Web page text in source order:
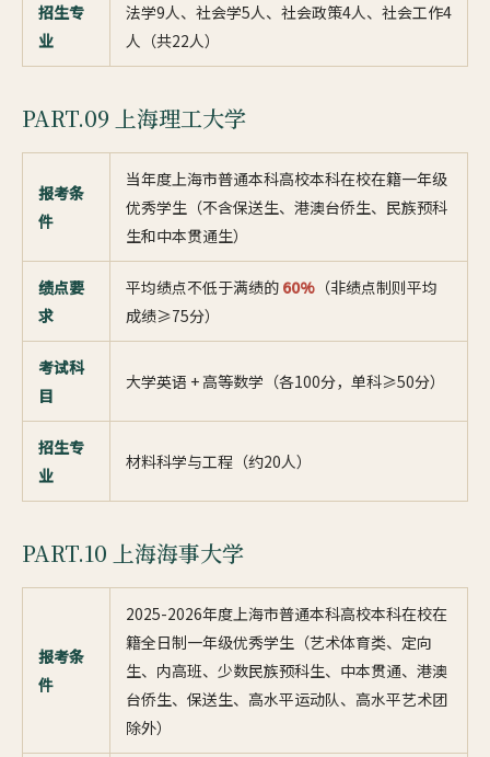
招生专
业
法学9人、社会学5人、社会政策4人、社会工作4
人（共22人）
PART.09 上海理工大学
报考条
件
当年度上海市普通本科高校本科在校在籍一年级
优秀学生（不含保送生、港澳台侨生、民族预科
生和中本贯通生）
绩点要
求
平均绩点不低于满绩的 60% （非绩点制则平均
成绩≥75分）
考试科
目
大学英语 + 高等数学（各100分，单科≥50分）
招生专
业
材料科学与工程（约20人）
PART.10 上海海事大学
报考条
件
2025-2026年度上海市普通本科高校本科在校在
籍全日制一年级优秀学生（艺术体育类、定向
生、内高班、少数民族预科生、中本贯通、港澳
台侨生、保送生、高水平运动队、高水平艺术团
除外）